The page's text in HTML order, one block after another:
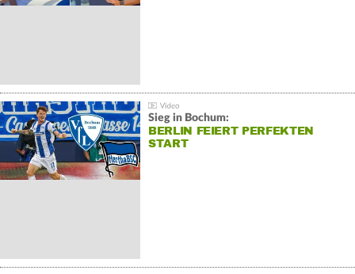
Sieg in Bochum:
BERLIN FEIERT PERFEKTEN
START